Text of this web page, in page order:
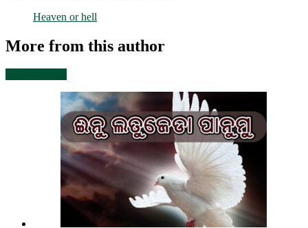
Heaven or hell
More from this author